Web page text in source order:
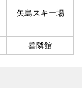
矢島スキー場
善隣館